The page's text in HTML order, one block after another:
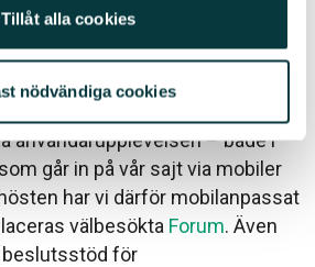
Tillåt alla cookies
nödvändiga cookies
användarupplevelsen – både i
går in på vår sajt via mobiler
har vi därför mobilanpassat
välbesökta Forum. Även
beslutsstöd för